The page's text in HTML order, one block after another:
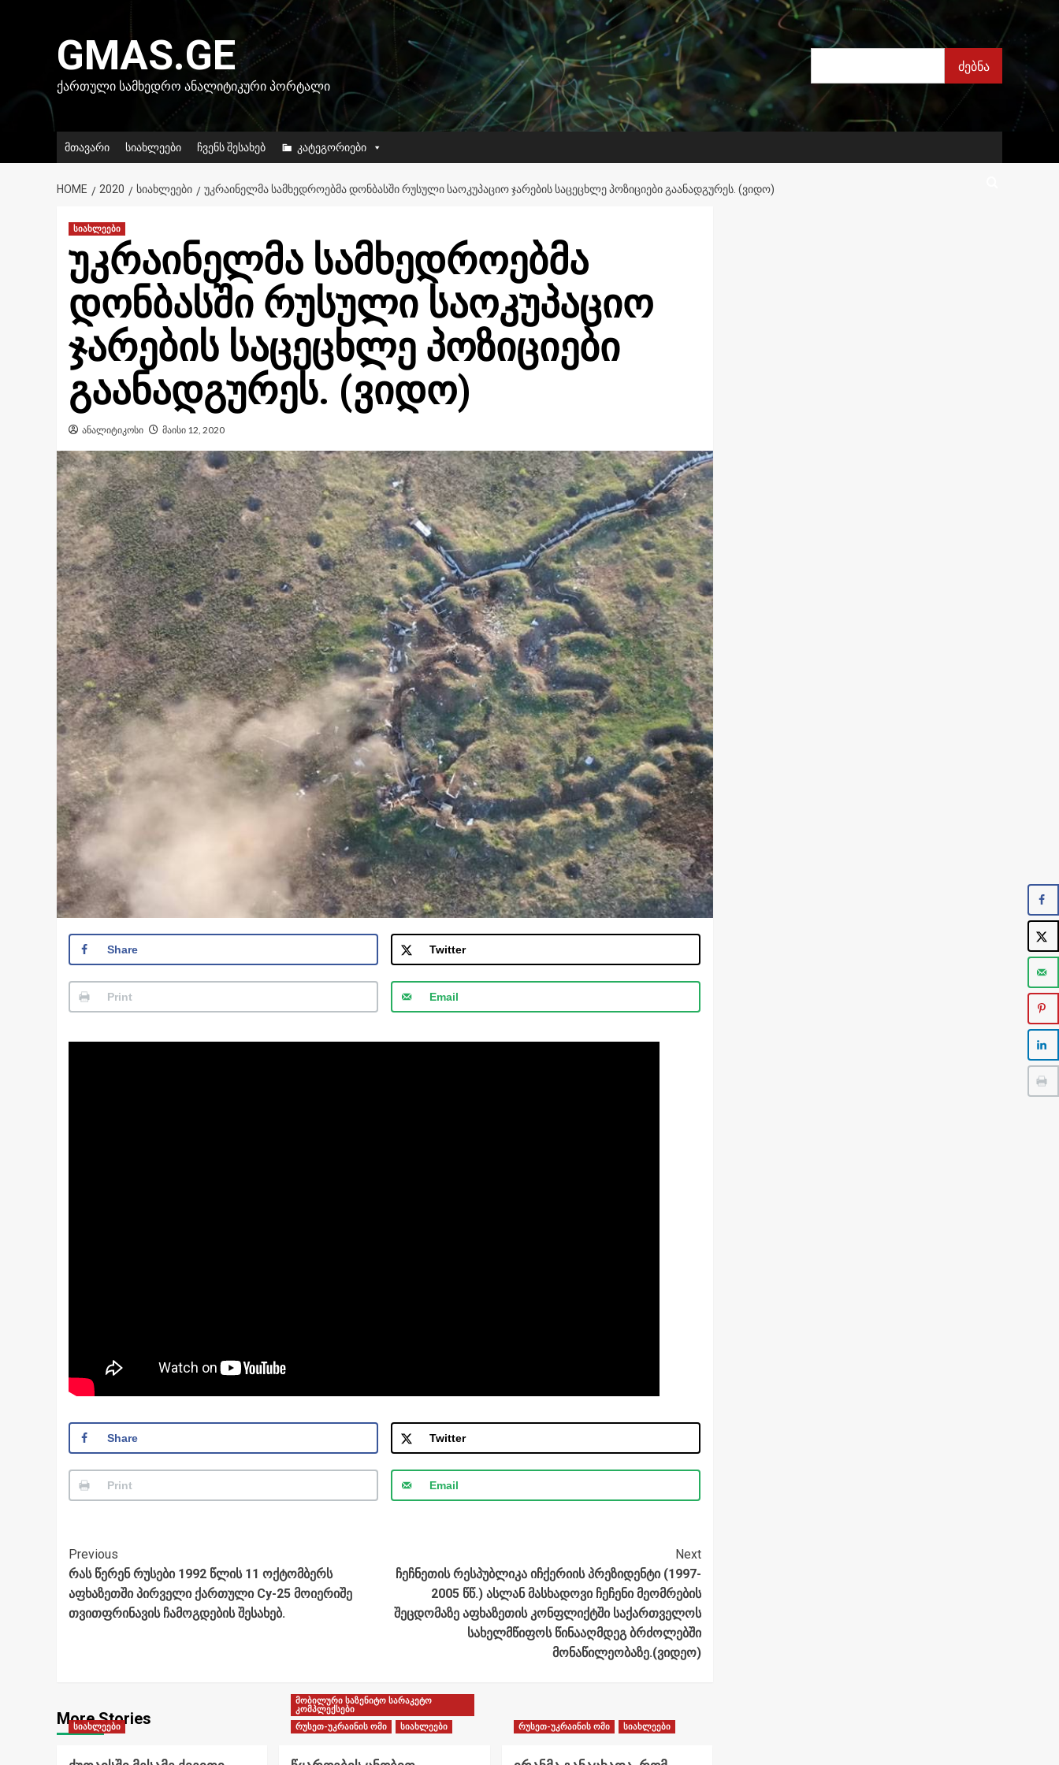
GMAS.GE
ᲥᲐᲠᲗᲣᲚᲘ ᲡᲐᲛᲮᲔᲓᲠᲝ ᲐᲜᲐᲚᲘᲢᲘᲙᲣᲠᲘ ᲞᲝᲠᲢᲐᲚᲘ
ძებნა
ძებნა
მთავარი სიახლეები ჩვენს შესახებ კატეგორიები
HOME 2020 ᲡᲘᲐᲮᲚᲔᲔᲑᲘ ᲣᲙᲠᲐᲘᲜᲔᲚᲛᲐ ᲡᲐᲛᲮᲔᲓᲠᲝᲔᲑᲛᲐ ᲓᲝᲜᲑᲐᲡᲨᲘ ᲠᲣᲡᲣᲚᲘ ᲡᲐᲝᲙᲣᲞᲐᲪᲘᲝ ᲯᲐᲠᲔᲑᲘᲡ ᲡᲐᲪᲔᲪᲮᲚᲔ ᲞᲝᲖᲘᲪᲘᲔᲑᲘ ᲒᲐᲐᲜᲐᲓᲒᲣᲠᲔᲡ. (ᲕᲘᲓᲝ)
სიახლეები
უკრაინელმა სამხედროებმა
დონბასში რუსული საოკუპაციო
ჯარების საცეცხლე პოზიციები
გაანადგურეს. (ვიდო)
ანალიტიკოსი მაისი 12, 2020
Share Twitter
Print Email
Share Twitter
Print Email
Post
Navigation
Previous
რას წერენ რუსები 1992 წლის 11 ოქტომბერს
აფხაზეთში პირველი ქართული Су-25 მოიერიშე
თვითფრინავის ჩამოგდების შესახებ.
Next
ჩეჩნეთის რესპუბლიკა იჩქერიის პრეზიდენტი (1997-
2005 წწ.) ასლან მასხადოვი ჩეჩენი მეომრების
შეცდომაზე აფხაზეთის კონფლიქტში საქართველოს
სახელმწიფოს წინააღმდეგ ბრძოლებში
მონაწილეობაზე.(ვიდეო)
More Stories
სიახლეები
მობილური საზენიტო სარაკეტო
კომპლექსები
რუსეთ-უკრაინის ომი
სიახლეები რუსეთ-უკრაინის ომი სიახლეები